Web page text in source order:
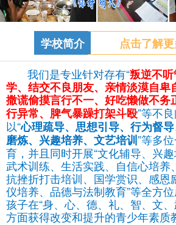
学校简介
点击了解
我们是专业针对存有“叛逆不听
学、结交不良朋友、亲情淡漠自卑
撒谎偷摸言行不一、好吃懒做不务
行异常、脾气暴躁打架斗殴”等不
以“心理疏导、思想引导、行为督导
磨炼、兴趣培养、文艺培训”等多
育，并且同时开展“文化辅导、兴趣
武术训练、生活实践、自信心培养
抗挫折打击培训、国学赏识、感恩
仪培养、品德与法制教育”等全方
孩子在“身、心、德、礼、智、文
方面获得改变和提升的青少年素质